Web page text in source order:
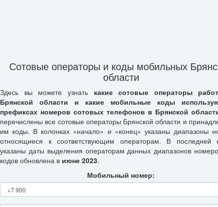
Сотовые операторы и коды мобильных
области
Здесь вы можете узнать какие сотовые операторы
Брянской области и какие мобильные коды
префиксах номеров сотовых телефонов в Брянской
перечислены все сотовые операторы Брянской области и
им коды. В колонках «начало» и «конец» указаны диапазоны
относящиеся к соответствующим операторам. В последней
указаны даты выделения операторам данных диапазонов
кодов обновлена в июне 2023.
Мобильный номер: